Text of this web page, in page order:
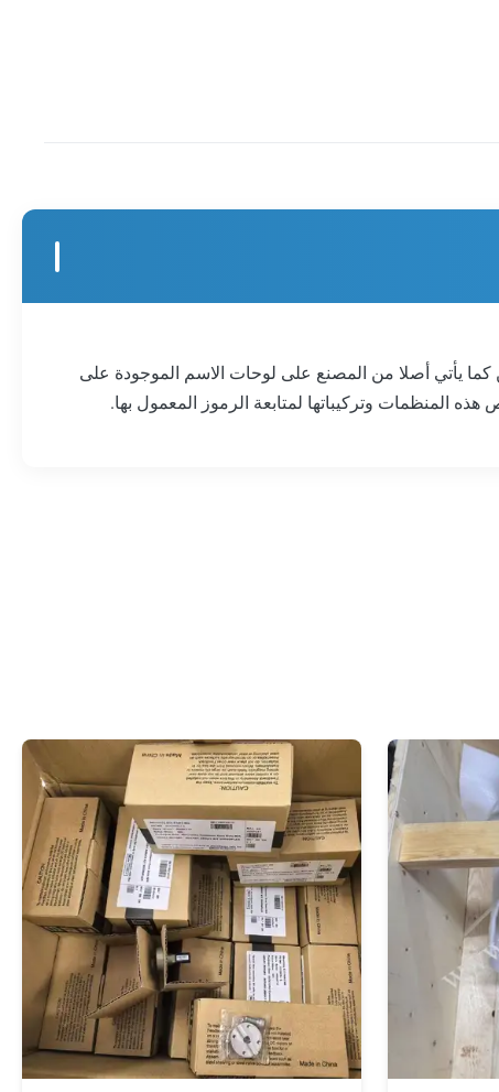
لجهاز تحكم معين كما يأتي أصلا من المصنع على لوحات الاسم الموجودة على